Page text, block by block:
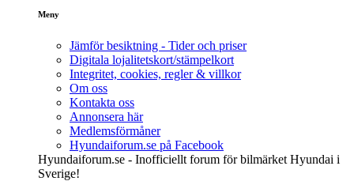
Meny
Jämför besiktning - Tider och priser
Digitala lojalitetskort/stämpelkort
Integritet, cookies, regler & villkor
Om oss
Kontakta oss
Annonsera här
Medlemsförmåner
Hyundaiforum.se på Facebook
Hyundaiforum.se - Inofficiellt forum för bilmärket Hyundai i
Sverige!